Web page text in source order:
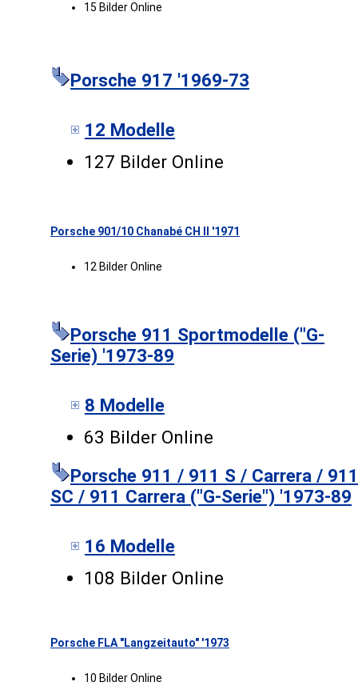
15 Bilder Online
Porsche 917 '1969-73
12 Modelle
127 Bilder Online
Porsche 901/10 Chanabé CH II '1971
12 Bilder Online
Porsche 911 Sportmodelle ("G-
Serie) '1973-89
8 Modelle
63 Bilder Online
Porsche 911 / 911 S / Carrera / 911
SC / 911 Carrera ("G-Serie") '1973-89
16 Modelle
108 Bilder Online
Porsche FLA "Langzeitauto" '1973
10 Bilder Online